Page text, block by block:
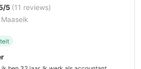
5 (11 reviews)
Maaseik